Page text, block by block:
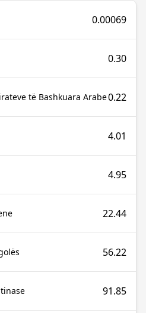
0.00069
0.30
të Bashkuara Arabe0.22
4.01
4.95
22.44
56.22
91.85